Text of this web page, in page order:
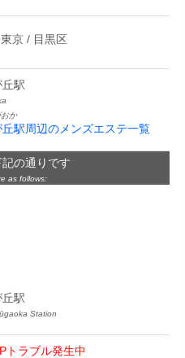
京 / 目黒区
丘駅
か
丘駅周辺のメンズエステ一覧
の通りです
as follows:
丘駅
Station
トラブル発生中